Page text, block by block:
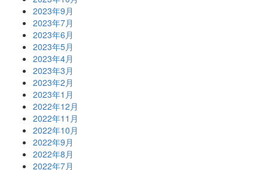
2023年9月
2023年7月
2023年6月
2023年5月
2023年4月
2023年3月
2023年2月
2023年1月
2022年12月
2022年11月
2022年10月
2022年9月
2022年8月
2022年7月